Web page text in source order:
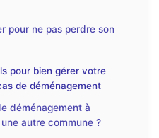
pour ne pas perdre son
pour bien gérer votre
de déménagement
déménagement à
autre commune ?